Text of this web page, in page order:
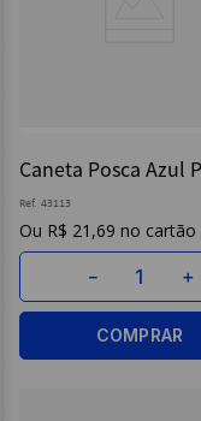
Caneta Posca Azul
Ref. 43113
R$ 21 ,69
＋
－
COMPRAR